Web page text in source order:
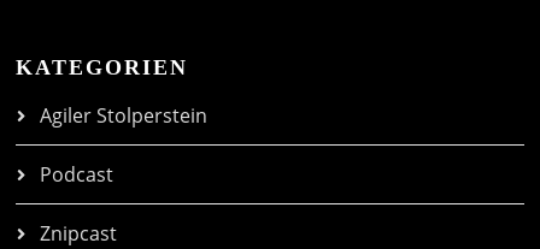
KATEGORIEN
Agiler Stolperstein
Podcast
Znipcast